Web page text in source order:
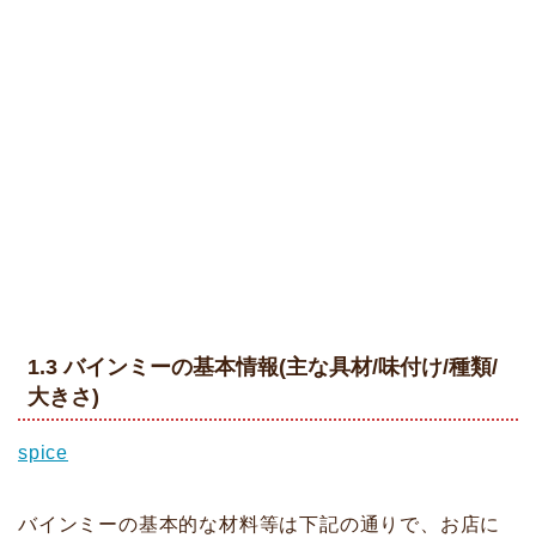
1.3 バインミーの基本情報(主な具材/味付け/種類/
大きさ)
spice
バインミーの基本的な材料等は下記の通りで、お店に